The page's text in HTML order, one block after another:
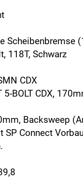
Scheibenbremse
118T, Schwarz
CDX
5-BOLT CDX,
Backsweep
SP Connect